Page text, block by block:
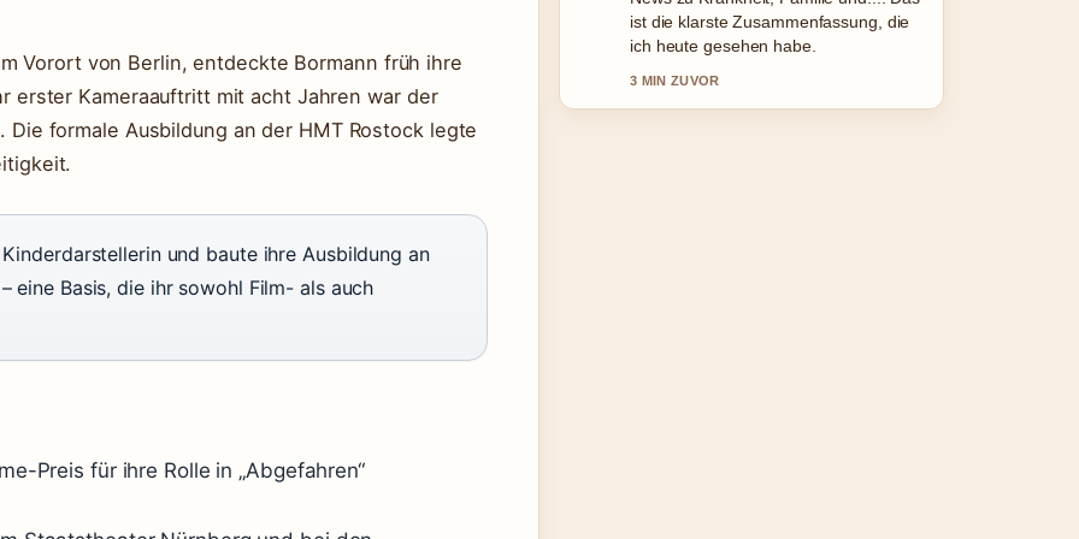
Vorort von Berlin, entdeckte Bormann früh ihre
erster Kameraauftritt mit acht Jahren war der
formale Ausbildung an der HMT Rostock legte
und baute ihre Ausbildung an
eine Basis, die ihr sowohl Film- als auch
Preis für ihre Rolle in „Abgefahren“
genau – schaetze den ausgewogenen
Ton hier.
5 MIN ZUVOR